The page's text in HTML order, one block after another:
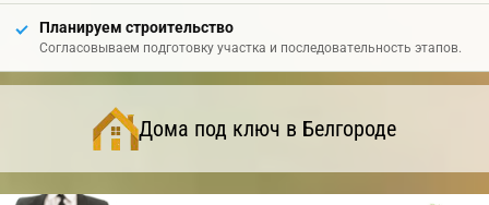
Планируем строительство
Согласовываем подготовку участка и последовательность этапов.
Дома под ключ в Белгороде